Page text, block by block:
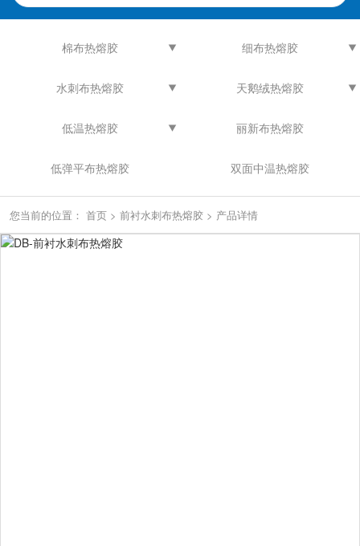
棉布热熔胶 细布热熔胶
水刺布热熔胶 天鹅绒热熔胶
低温热熔胶 丽新布热熔胶
低弹平布热熔胶 双面中温热熔胶
您当前的位置： 首页 > 前衬水刺布热熔胶 > 产品详情